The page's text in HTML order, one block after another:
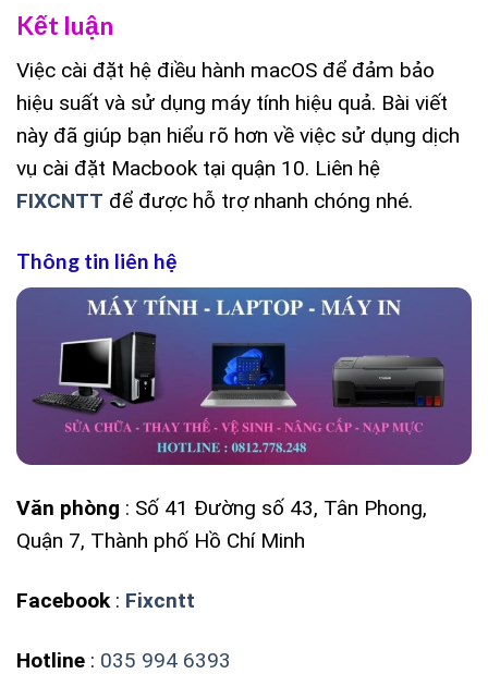
Kết luận
Việc cài đặt hệ điều hành macOS để đảm bảo
hiệu suất và sử dụng máy tính hiệu quả. Bài viết
này đã giúp bạn hiểu rõ hơn về việc sử dụng dịch
vụ cài đặt Macbook tại quận 10. Liên hệ
FIXCNTT để được hỗ trợ nhanh chóng nhé.
Thông tin liên hệ
Văn phòng : Số 41 Đường số 43, Tân Phong,
Quận 7, Thành phố Hồ Chí Minh
Facebook: Fixcntt
Hotline : 035 994 6393